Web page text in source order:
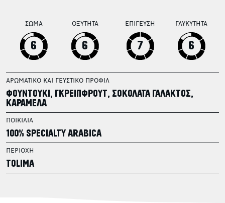
ΣΩΜΑ
6
ΟΞΥΤΗΤΑ
6
ΕΠΙΓΕΥΣΗ
7
ΓΛΥΚΥΤΗΤΑ
6
ΑΡΩΜΑΤΙΚΟ ΚΑΙ ΓΕΥΣΤΙΚΟ ΠΡΟΦΙΛ
ΦΟΥΝΤΟΥΚΙ, ΓΚΡΕΙΠΦΡΟΥΤ, ΣΟΚΟΛΑΤΑ ΓΑΛΑΚΤΟΣ,
ΚΑΡΑΜΕΛΑ
ΠΟΙΚΙΛΙΑ
100% SPECIALTY ARABICA
ΠΕΡΙΟΧΗ
TOLIMA